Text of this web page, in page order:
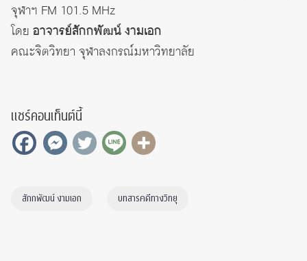
จุฬาฯ FM 101.5 MHz
โดย อาจารย์สักกพัฒน์ งามเอก
คณะจิตวิทยา จุฬาลงกรณ์มหาวิทยาลัย
แชร์คอนเท็นต์นี้
สักกพัฒน์ งามเอก บทสารคดีทางวิทยุ